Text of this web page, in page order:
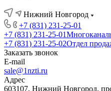
Нижний Новгород
+7 (831) 231-25-01
+7 (831) 231-25-01
+7 (831) 231-25-02Отдел
Заказать звонок
E-mail
sale@1nzti.ru
Адрес
603107, Нижний Новгород,